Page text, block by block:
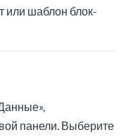
или шаблон блок-
панели. Выберите